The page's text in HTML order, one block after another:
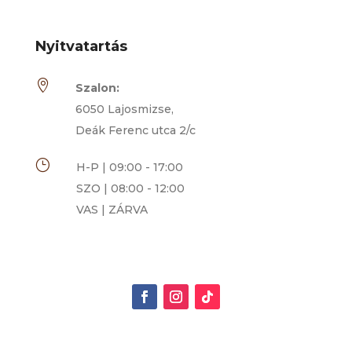
Nyitvatartás

Szalon:
6050 Lajosmizse,
Deák Ferenc utca 2/c
}
H-P | 09:00 - 17:00
SZO | 08:00 - 12:00
VAS | ZÁRVA